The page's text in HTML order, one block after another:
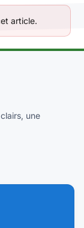
article.
une